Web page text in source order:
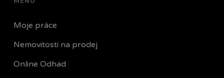
Moje práce
Nemovitosti na prodej
Online Odhad